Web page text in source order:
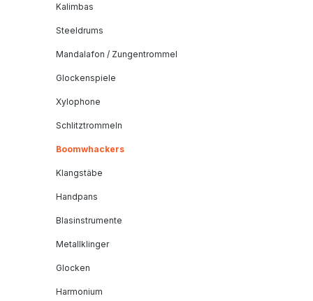
Kalimbas
Steeldrums
Mandalafon / Zungentrommel
Glockenspiele
Xylophone
Schlitztrommeln
Boomwhackers
Klangstäbe
Handpans
Blasinstrumente
Metallklinger
Glocken
Harmonium